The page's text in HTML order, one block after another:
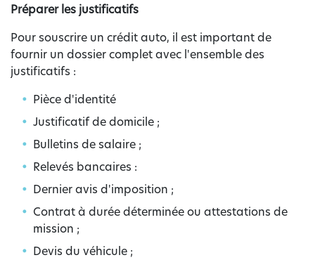
Préparer les justificatifs
Pour souscrire un crédit auto, il est important de
fournir un dossier complet avec l'ensemble des
justificatifs :
Pièce d'identité
Justificatif de domicile ;
Bulletins de salaire ;
Relevés bancaires :
Dernier avis d'imposition ;
Contrat à durée déterminée ou attestations de
mission ;
Devis du véhicule ;